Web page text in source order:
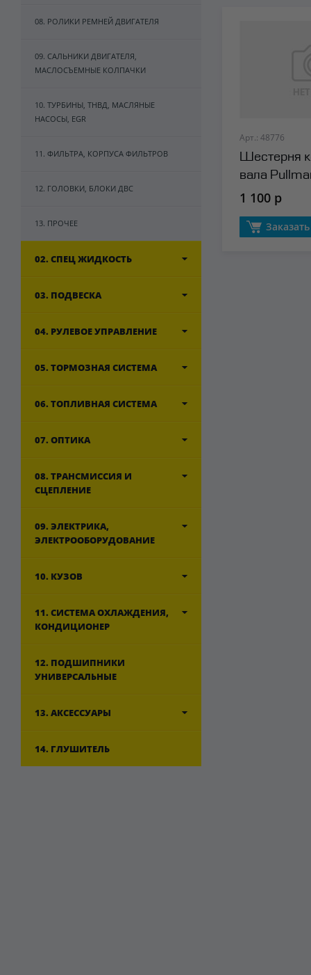
08. РОЛИКИ РЕМНЕЙ ДВИГАТЕЛЯ
09. САЛЬНИКИ ДВИГАТЕЛЯ,
МАСЛОСЪЕМНЫЕ КОЛПАЧКИ
10. ТУРБИНЫ, ТНВД, МАСЛЯНЫЕ
НАСОСЫ, EGR
11. ФИЛЬТРА, КОРПУСА ФИЛЬТРОВ
12. ГОЛОВКИ, БЛОКИ ДВС
13. ПРОЧЕЕ
02. СПЕЦ ЖИДКОСТЬ
03. ПОДВЕСКА
04. РУЛЕВОЕ УПРАВЛЕНИЕ
05. ТОРМОЗНАЯ СИСТЕМА
06. ТОПЛИВНАЯ СИСТЕМА
07. ОПТИКА
08. ТРАНСМИССИЯ И
СЦЕПЛЕНИЕ
09. ЭЛЕКТРИКА,
ЭЛЕКТРООБОРУДОВАНИЕ
10. КУЗОВ
11. СИСТЕМА ОХЛАЖДЕНИЯ,
КОНДИЦИОНЕР
12. ПОДШИПНИКИ
УНИВЕРСАЛЬНЫЕ
13. АКСЕССУАРЫ
14. ГЛУШИТЕЛЬ
Арт.: 48776
Шестерня
вала
1 100 р
Заказать